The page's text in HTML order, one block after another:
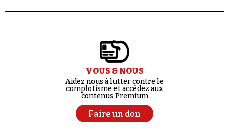
VOUS & NOUS
Aidez nous à lutter contre le
complotisme et accédez aux
contenus Premium
Faire un don